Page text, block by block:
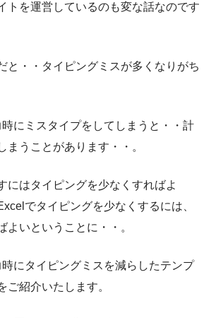
トを運営しているのも変な話なのです
と・・タイピングミスが多くなりがち
にミスタイプをしてしまうと・・計
まうことがあります・・。
にはタイピングを少なくすればよ
でタイピングを少なくするには、
よいということに・・。
にタイピングミスを減らしたテンプ
ご紹介いたします。